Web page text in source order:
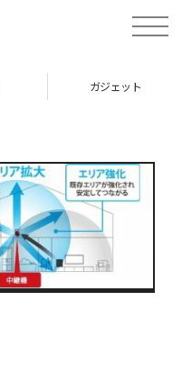
toggle
ガジェット